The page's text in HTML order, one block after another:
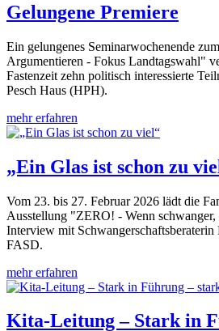
Gelungene Premiere
Ein gelungenes Seminarwochenende
Argumentieren - Fokus Landtagswahl"
Fastenzeit zehn politisch interessierte
Pesch Haus (HPH).
mehr erfahren
„Ein Glas ist schon zu
Vom 23. bis 27. Februar 2026 lädt die
Ausstellung "ZERO! - Wenn
Interview mit Schwangerschaftsberaterin
FASD.
mehr erfahren
Kita-Leitung – Stark in